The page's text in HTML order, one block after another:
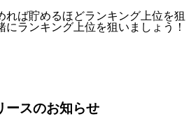
れば貯めるほどランキング上位を狙
にランキング上位を狙いましょう！
ースのお知らせ